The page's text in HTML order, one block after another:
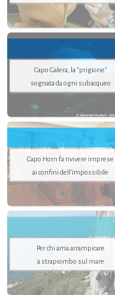
Capo Galera, la "prigione"
sognata da ogni subacqueo
Capo Horn fa rivivere imprese
ai confini dell’impossibile
Per chi ama arrampicare
a strapiombo sul mare